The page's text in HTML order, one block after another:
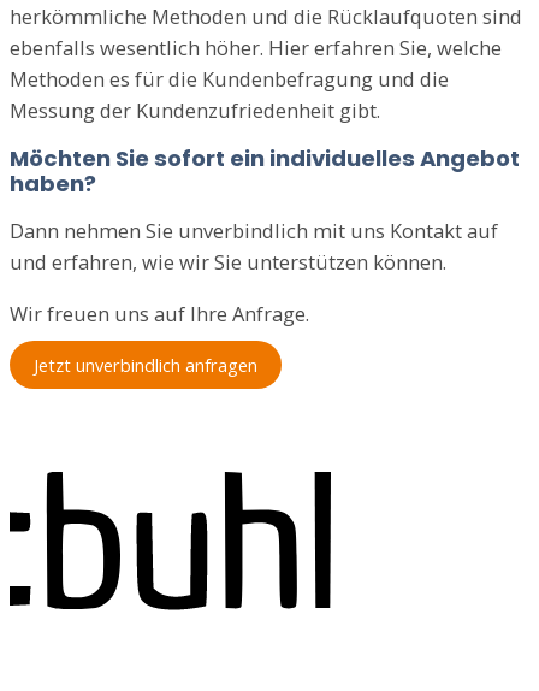
herkömmliche Methoden und die Rücklaufquoten sind
ebenfalls wesentlich höher. Hier erfahren Sie, welche
Methoden es für die Kundenbefragung und die
Messung der Kundenzufriedenheit gibt.
Möchten Sie sofort ein individuelles Angebot
haben?
Dann nehmen Sie unverbindlich mit uns Kontakt auf
und erfahren, wie wir Sie unterstützen können.
Wir freuen uns auf Ihre Anfrage.
Jetzt unverbindlich anfragen